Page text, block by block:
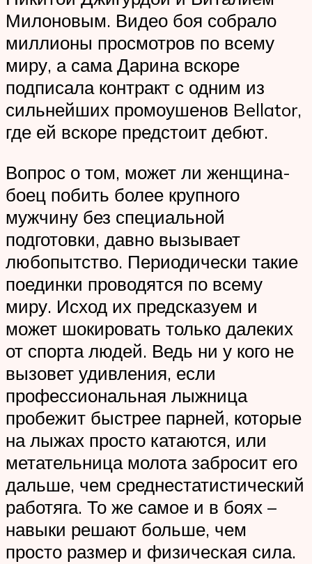
Милоновым. Видео боя собрало
миллионы просмотров по всему
миру, а сама Дарина вскоре
подписала контракт с одним из
сильнейших промоушенов Bellator,
где ей вскоре предстоит дебют.
Вопрос о том, может ли женщина-
боец побить более крупного
мужчину без специальной
подготовки, давно вызывает
любопытство. Периодически такие
поединки проводятся по всему
миру. Исход их предсказуем и
может шокировать только далеких
от спорта людей. Ведь ни у кого не
вызовет удивления, если
профессиональная лыжница
пробежит быстрее парней, которые
на лыжах просто катаются, или
метательница молота забросит его
дальше, чем среднестатистический
работяга. То же самое и в боях –
навыки решают больше, чем
просто размер и физическая сила.